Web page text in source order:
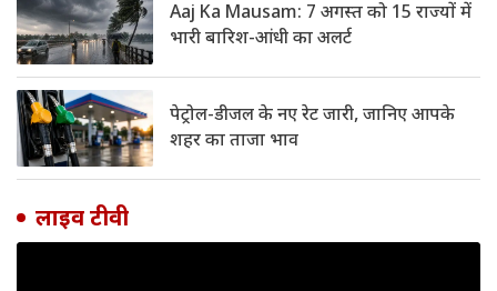
Aaj Ka Mausam: 7 अगस्त को 15 राज्यों में
भारी बारिश-आंधी का अलर्ट
पेट्रोल-डीजल के नए रेट जारी, जानिए आपके
शहर का ताजा भाव
लाइव टीवी